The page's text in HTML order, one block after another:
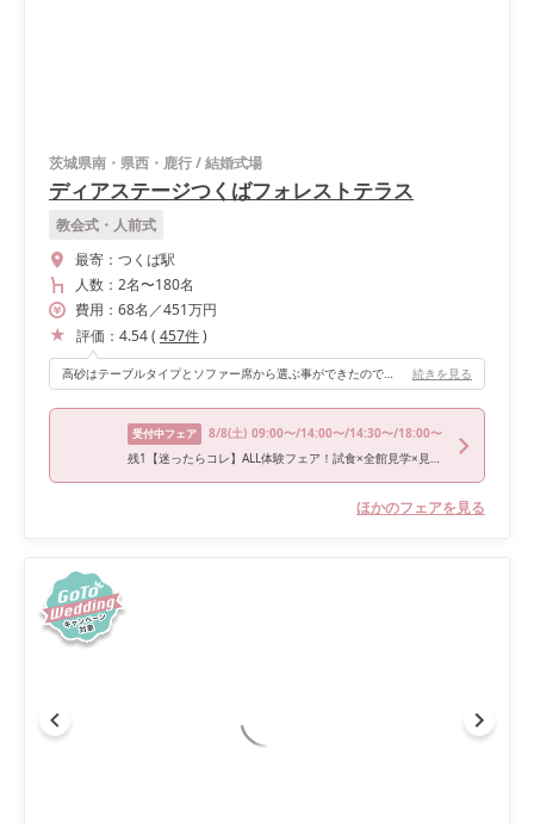
茨城県南・県西・鹿行/結婚式場
ディアステージつくばフォレストテラス
教会式・人前式
最寄： つくば駅
人数： 2名〜180名
費用： 68名 ／451万円
評価： 4.54( 457件)
高砂はテーブルタイプとソファー席から選ぶ事ができたので、私達はソファー席を選びました。高砂後ろの装飾がゴールドなので大人な雰囲気です。 会場は広く、スクリーンが大きいのでムービーがとても見やすかったです！！ 続きを見る
受付中フェア 8/8(土) 09:00〜/14:00〜/14:30〜/18:00〜
残1【迷ったらコレ】ALL体験フェア！試食×全館見学×見積り相談会
ほかのフェアを見る